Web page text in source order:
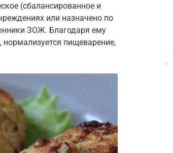
(сбалансированное и
или назначено по
ЗОЖ. Благодаря ему
нормализуется пищеварение,